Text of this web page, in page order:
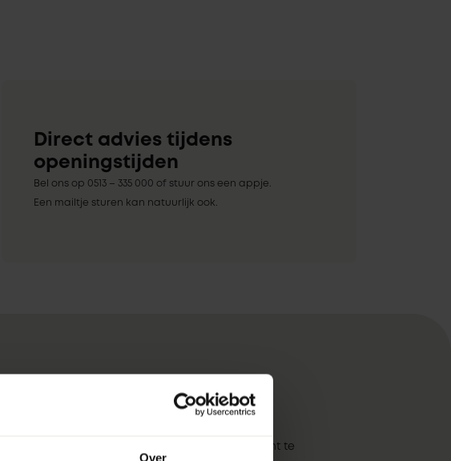
Over
Direct advies tijdens
openingstijden
Bel ons op 0513 – 335 000 of stuur ons een appje.
Een mailtje sturen kan natuurlijk ook.
: Stelkozijnen helpen ook geluidsoverdracht te